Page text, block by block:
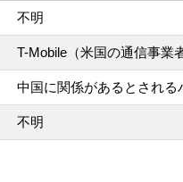
不明
T-Mobile（米国の通信事業
中国に関係があるとされる
不明